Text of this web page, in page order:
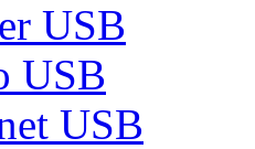
USB
USB
USB